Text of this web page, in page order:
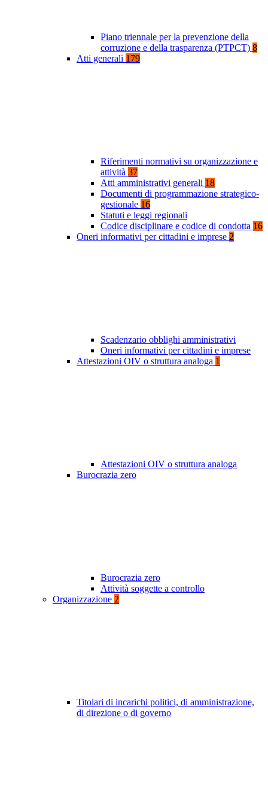
Piano triennale per la prevenzione della
corruzione e della trasparenza (PTPCT) 8
Atti generali 179
Riferimenti normativi su organizzazione e
attività 37
Atti amministrativi generali 18
Documenti di programmazione strategico-
gestionale 16
Statuti e leggi regionali
Codice disciplinare e codice di condotta 16
Oneri informativi per cittadini e imprese 2
Scadenzario obblighi amministrativi
Oneri informativi per cittadini e imprese
Attestazioni OIV o struttura analoga 1
Attestazioni OIV o struttura analoga
Burocrazia zero
Burocrazia zero
Attività soggette a controllo
Organizzazione 2
Titolari di incarichi politici, di amministrazione,
di direzione o di governo